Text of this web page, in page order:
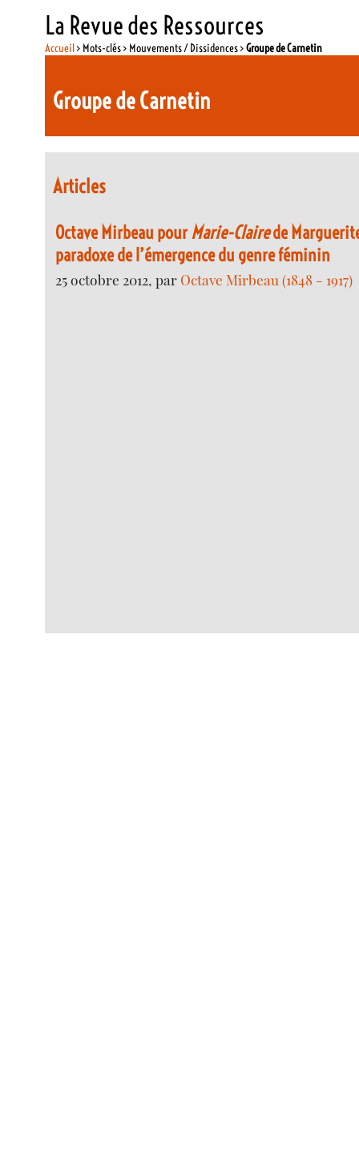
La Revue des Ressources
Accueil> Mots-clés > Mouvements / Dissidences >Groupe de Carnetin
Groupe de Carnetin
Articles
Octave Mirbeau pourMarie-Clairede
paradoxe de l’émergence du genre féminin
25 octobre 2012, par Octave Mirbeau (1848 - 1917)